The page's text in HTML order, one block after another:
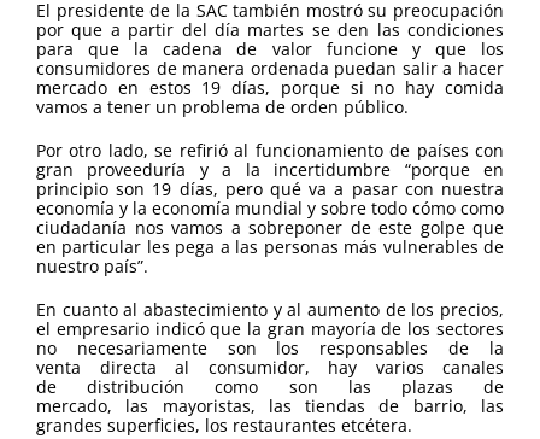
El presidente de la SAC también mostró su preocupación
por que a partir del día martes se den las condiciones
para que la cadena de valor funcione y que los
consumidores de manera ordenada puedan salir a hacer
mercado en estos 19 días, porque si no hay comida
vamos a tener un problema de orden público.
Por otro lado, se refirió al funcionamiento de países con
gran proveeduría y a la incertidumbre “porque en
principio son 19 días, pero qué va a pasar con nuestra
economía y la economía mundial y sobre todo cómo como
ciudadanía nos vamos a sobreponer de este golpe que
en particular les pega a las personas más vulnerables de
nuestro país”.
En cuanto al abastecimiento y al aumento de los precios,
el empresario indicó que la gran mayoría de los sectores
no necesariamente son los responsables de la
venta directa al consumidor, hay varios canales
de distribución como son las plazas de
mercado, las mayoristas, las tiendas de barrio, las
grandes superficies, los restaurantes etcétera.